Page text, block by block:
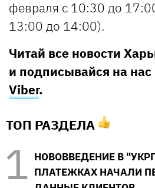
февраля с 10:30 до
13:00 до 14:00).
Читай все новости
и подписывайся на нас
Viber.
ТОП РАЗДЕЛА
НОВОВВЕДЕНИЕ В
ПЛАТЕЖКАХ НАЧАЛИ